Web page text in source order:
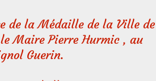
de la Médaille de la Ville de
Maire Pierre Hurmic , au
Guerin.